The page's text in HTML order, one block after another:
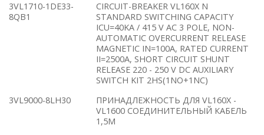
3VL1710-1DE33-
8QB1
CIRCUIT-BREAKER VL160X N
STANDARD SWITCHING CAPACITY
ICU=40KA / 415 V AC 3 POLE, NON-
AUTOMATIC OVERCURRENT RELEASE
MAGNETIC IN=100A, RATED CURRENT
II=2500A, SHORT CIRCUIT SHUNT
RELEASE 220 - 250 V DC AUXILIARY
SWITCH KIT 2HS(1NO+1NC)
3VL9000-8LH30
ПРИНАДЛЕЖНОСТЬ ДЛЯ VL160X -
VL1600 СОЕДИНИТЕЛЬНЫЙ КАБЕЛЬ
1,5M